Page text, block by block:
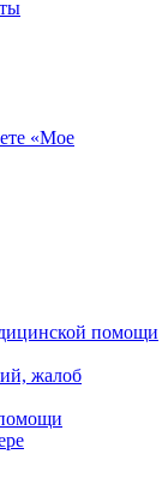
«Мое
помощи
жалоб